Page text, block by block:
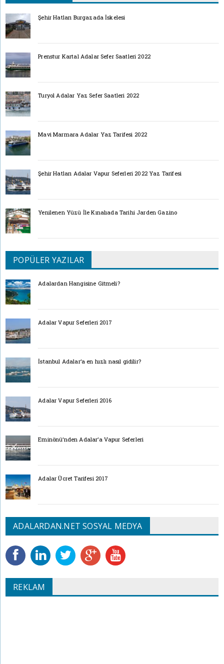
Şehir Hatları Burgazada İskelesi
Prenstur Kartal Adalar Sefer Saatleri 2022
Turyol Adalar Yaz Sefer Saatleri 2022
Mavi Marmara Adalar Yaz Tarifesi 2022
Şehir Hatları Adalar Vapur Seferleri 2022 Yaz Tarifesi
Yenilenen Yüzü İle Kınalıada Tarihi Jarden Gazino
POPÜLER YAZILAR
Adalardan Hangisine Gitmeli?
Adalar Vapur Seferleri 2017
İstanbul Adalar’a en hızlı nasıl gidilir?
Adalar Vapur Seferleri 2016
Eminönü’nden Adalar’a Vapur Seferleri
Adalar Ücret Tarifesi 2017
ADALARDAN.NET SOSYAL MEDYA
REKLAM